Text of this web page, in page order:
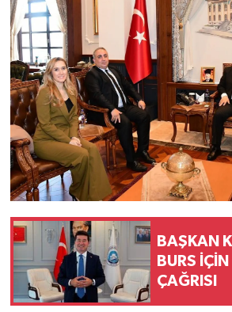
BAŞKAN
BURS İÇİN
ÇAĞRISI